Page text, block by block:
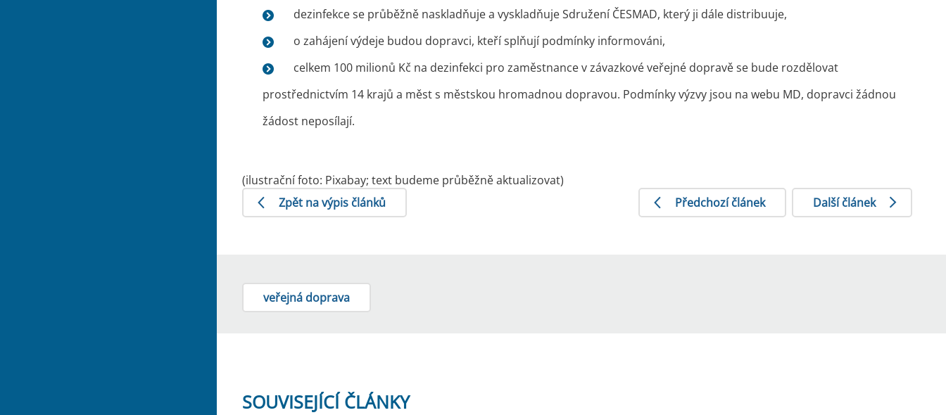
dezinfekce se průběžně naskladňuje a vyskladňuje Sdružení ČESMAD, který ji dále distribuuje,
o zahájení výdeje budou dopravci, kteří splňují podmínky informováni,
celkem 100 milionů Kč na dezinfekci pro zaměstnance v závazkové veřejné dopravě se bude rozdělovat
prostřednictvím 14 krajů a měst s městskou hromadnou dopravou. Podmínky výzvy jsou na webu MD, dopravci žádnou
žádost neposílají.
(ilustrační foto: Pixabay; text budeme průběžně aktualizovat)
Zpět na výpis článků
Předchozí článek Další článek
veřejná doprava
SOUVISEJÍCÍ ČLÁNKY